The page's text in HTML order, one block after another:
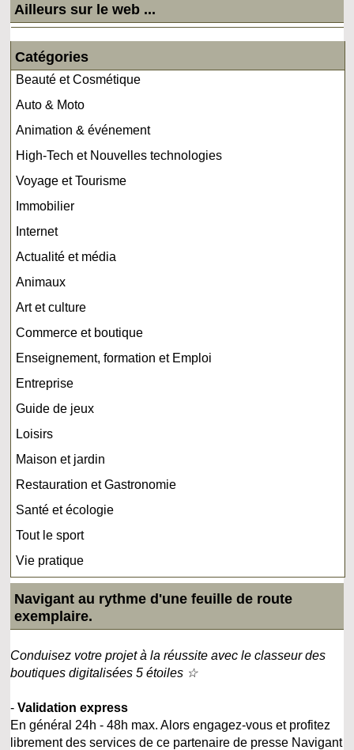
Ailleurs sur le web ...
Catégories
Beauté et Cosmétique
Auto & Moto
Animation & événement
High-Tech et Nouvelles technologies
Voyage et Tourisme
Immobilier
Internet
Actualité et média
Animaux
Art et culture
Commerce et boutique
Enseignement, formation et Emploi
Entreprise
Guide de jeux
Loisirs
Maison et jardin
Restauration et Gastronomie
Santé et écologie
Tout le sport
Vie pratique
Navigant au rythme d'une feuille de route
exemplaire.
Conduisez votre projet à la réussite avec le classeur des
boutiques digitalisées 5 étoiles ☆
-Validation express
En général 24h - 48h max. Alors engagez-vous et profitez
librement des services de ce partenaire de presse Navigant